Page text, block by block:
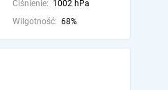
Ciśnienie: 1002 hPa
Wilgotność: 68%